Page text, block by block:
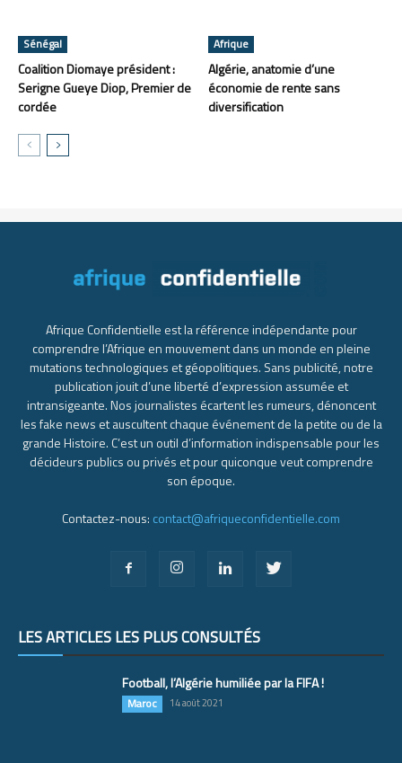
Sénégal
Coalition Diomaye président :
Serigne Gueye Diop, Premier de
cordée
Afrique
Algérie, anatomie d’une
économie de rente sans
diversification
Afrique Confidentielle est la référence indépendante pour
comprendre l’Afrique en mouvement dans un monde en pleine
mutations technologiques et géopolitiques. Sans publicité, notre
publication jouit d’une liberté d’expression assumée et
intransigeante. Nos journalistes écartent les rumeurs, dénoncent
les fake news et auscultent chaque événement de la petite ou de la
grande Histoire. C’est un outil d’information indispensable pour les
décideurs publics ou privés et pour quiconque veut comprendre
son époque.
Contactez-nous: contact@afriqueconfidentielle.com
LES ARTICLES LES PLUS CONSULTÉS
Football, l’Algérie humiliée par la FIFA !
Maroc 14 août 2021